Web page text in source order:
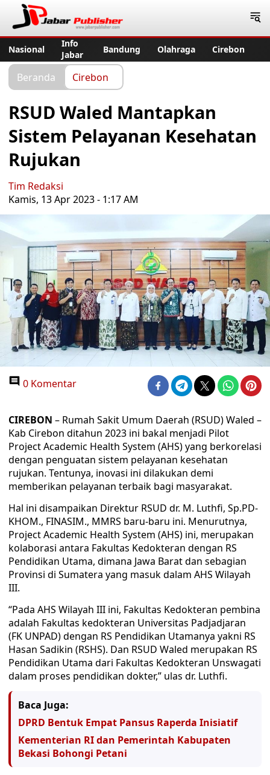
Nasional
Info
Jabar
Bandung Olahraga Cirebon
Beranda Cirebon
RSUD Waled Mantapkan
Sistem Pelayanan Kesehatan
Rujukan
Tim Redaksi
Kamis, 13 Apr 2023 - 1:17 AM
0 Komentar
CIREBON – Rumah Sakit Umum Daerah (RSUD) Waled –
Kab Cirebon ditahun 2023 ini bakal menjadi Pilot
Project Academic Health System (AHS) yang berkorelasi
dengan penguatan sistem pelayanan kesehatan
rujukan. Tentunya, inovasi ini dilakukan demi
memberikan pelayanan terbaik bagi masyarakat.
Hal ini disampaikan Direktur RSUD dr. M. Luthfi, Sp.PD-
KHOM., FINASIM., MMRS baru-baru ini. Menurutnya,
Project Academic Health System (AHS) ini, merupakan
kolaborasi antara Fakultas Kedokteran dengan RS
Pendidikan Utama, dimana Jawa Barat dan sebagian
Provinsi di Sumatera yang masuk dalam AHS Wilayah
III.
“Pada AHS Wilayah III ini, Fakultas Kedokteran pembina
adalah Fakultas kedokteran Universitas Padjadjaran
(FK UNPAD) dengan RS Pendidikan Utamanya yakni RS
Hasan Sadikin (RSHS). Dan RSUD Waled merupakan RS
Pendidikan Utama dari Fakultas Kedokteran Unswagati
dalam proses pendidikan dokter,” ulas dr. Luthfi.
Baca Juga:
DPRD Bentuk Empat Pansus Raperda Inisiatif
Kementerian RI dan Pemerintah Kabupaten
Bekasi Bohongi Petani